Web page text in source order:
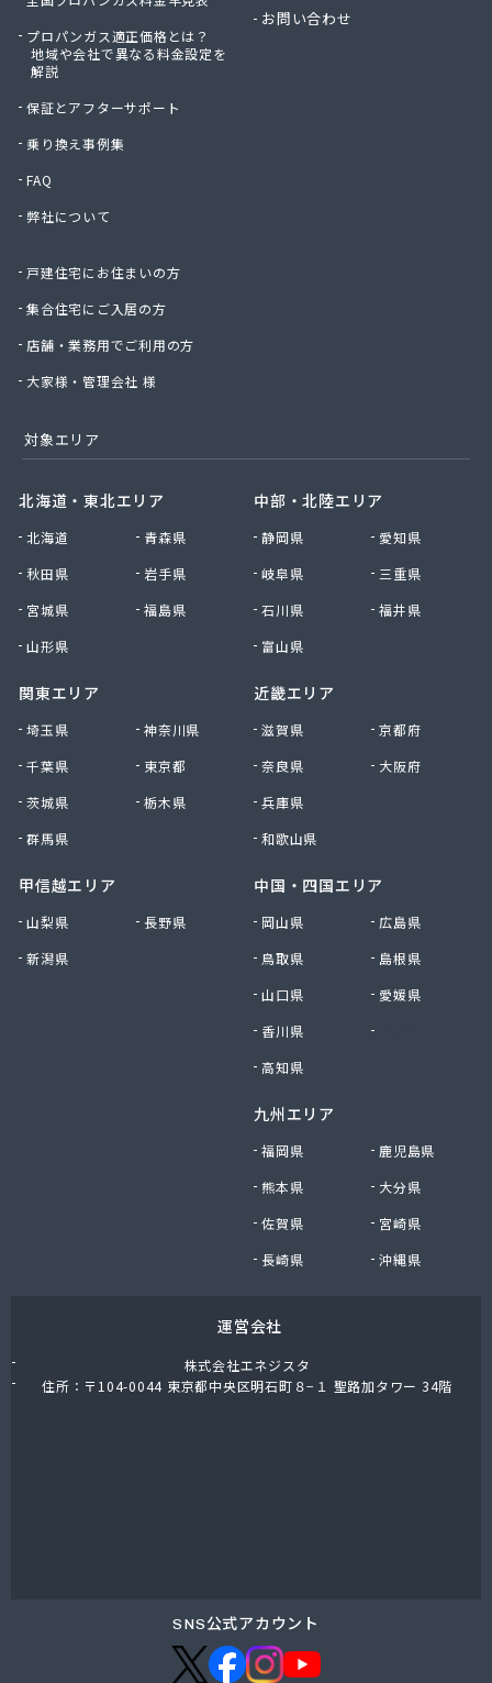
(株)戸丸屋プロパン
(株)高津石油
(株)黒川石油
(株)佐山
(株)佐藤ガスサービス
(株)三友
(株)山本商店
(株)山本松五郎商店
(株)志方商事
(株)紙透商店
(株)小山グループ
(株)小長井治郎商店
(株)湘南菱油瓦斯
(株)植村商店
(株)深沢商会
(株)神奈中商事
(株)須賀商店
(株)川島商店
(株)相北商事
(株)大神設備工業
(株)大八 金沢充填所
(株)大八 港南ガスサービスセンター
(株)滝本商店
(株)長尾商店
(株)田中泰治商店
岩谷産業(株) 横須賀工場
熊谷化学(株) 湘南営業所
プロパンガス適正価格とは？
地域や会社で異なる料金設定を
解説
保証とアフターサポート
乗り換え事例集
FAQ
弊社について
戸建住宅にお住まいの方
集合住宅にご入居の方
店舗・業務用でご利用の方
大家様・管理会社 様
お問い合わせ
対象エリア
北海道・東北エリア
北海道
青森県
秋田県
岩手県
宮城県
福島県
山形県
関東エリア
埼玉県
神奈川県
千葉県
東京都
茨城県
栃木県
群馬県
甲信越エリア
山梨県
長野県
新潟県
中部・北陸エリア
静岡県
愛知県
岐阜県
三重県
石川県
福井県
富山県
近畿エリア
滋賀県
京都府
奈良県
大阪府
兵庫県
和歌山県
中国・四国エリア
岡山県
広島県
鳥取県
島根県
山口県
愛媛県
香川県
高知県
九州エリア
福岡県
鹿児島県
熊本県
大分県
佐賀県
宮崎県
長崎県
沖縄県
運営会社
株式会社エネジスタ
住所：〒104-0044 東京都中央区明石町８−１ 聖路加タワー 34階
SNS公式アカウント